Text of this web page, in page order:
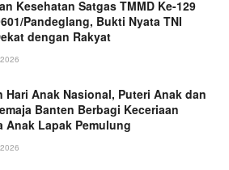
Kesehatan Satgas TMMD Ke-129
Pandeglang, Bukti Nyata TNI
dengan Rakyat
Hari Anak Nasional, Puteri Anak dan
Banten Berbagi Keceriaan
Anak Lapak Pemulung